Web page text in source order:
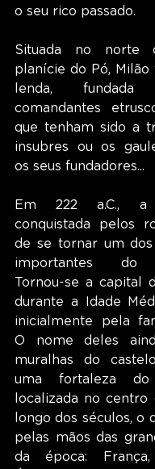
o seu rico passado.
Situada no norte
planície do Pó, Milão
lenda,
comandantes
que tenham sido a
insubres ou os
os seus fundadores...
Em 222 a.C.,
conquistada pelos
de se tornar um
importantes do
Tornou-se a capital
durante a Idade
inicialmente pela
O nome deles
muralhas do
uma fortaleza
localizada no centro
longo dos séculos, o
pelas mãos das
da época: